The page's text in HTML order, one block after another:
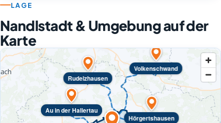
LAGE
Nandlstadt & Umgebung auf der
Karte
Hörgertshausen
Au in der Hallertau
Rudelzhausen
Volkenschwand